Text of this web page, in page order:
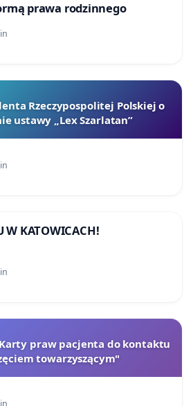
prawa rodzinnego
Rzeczypospolitej Polskiej o
ustawy „Lex Szarlatan”
W KATOWICACH!
praw pacjenta do kontaktu
towarzyszącym"